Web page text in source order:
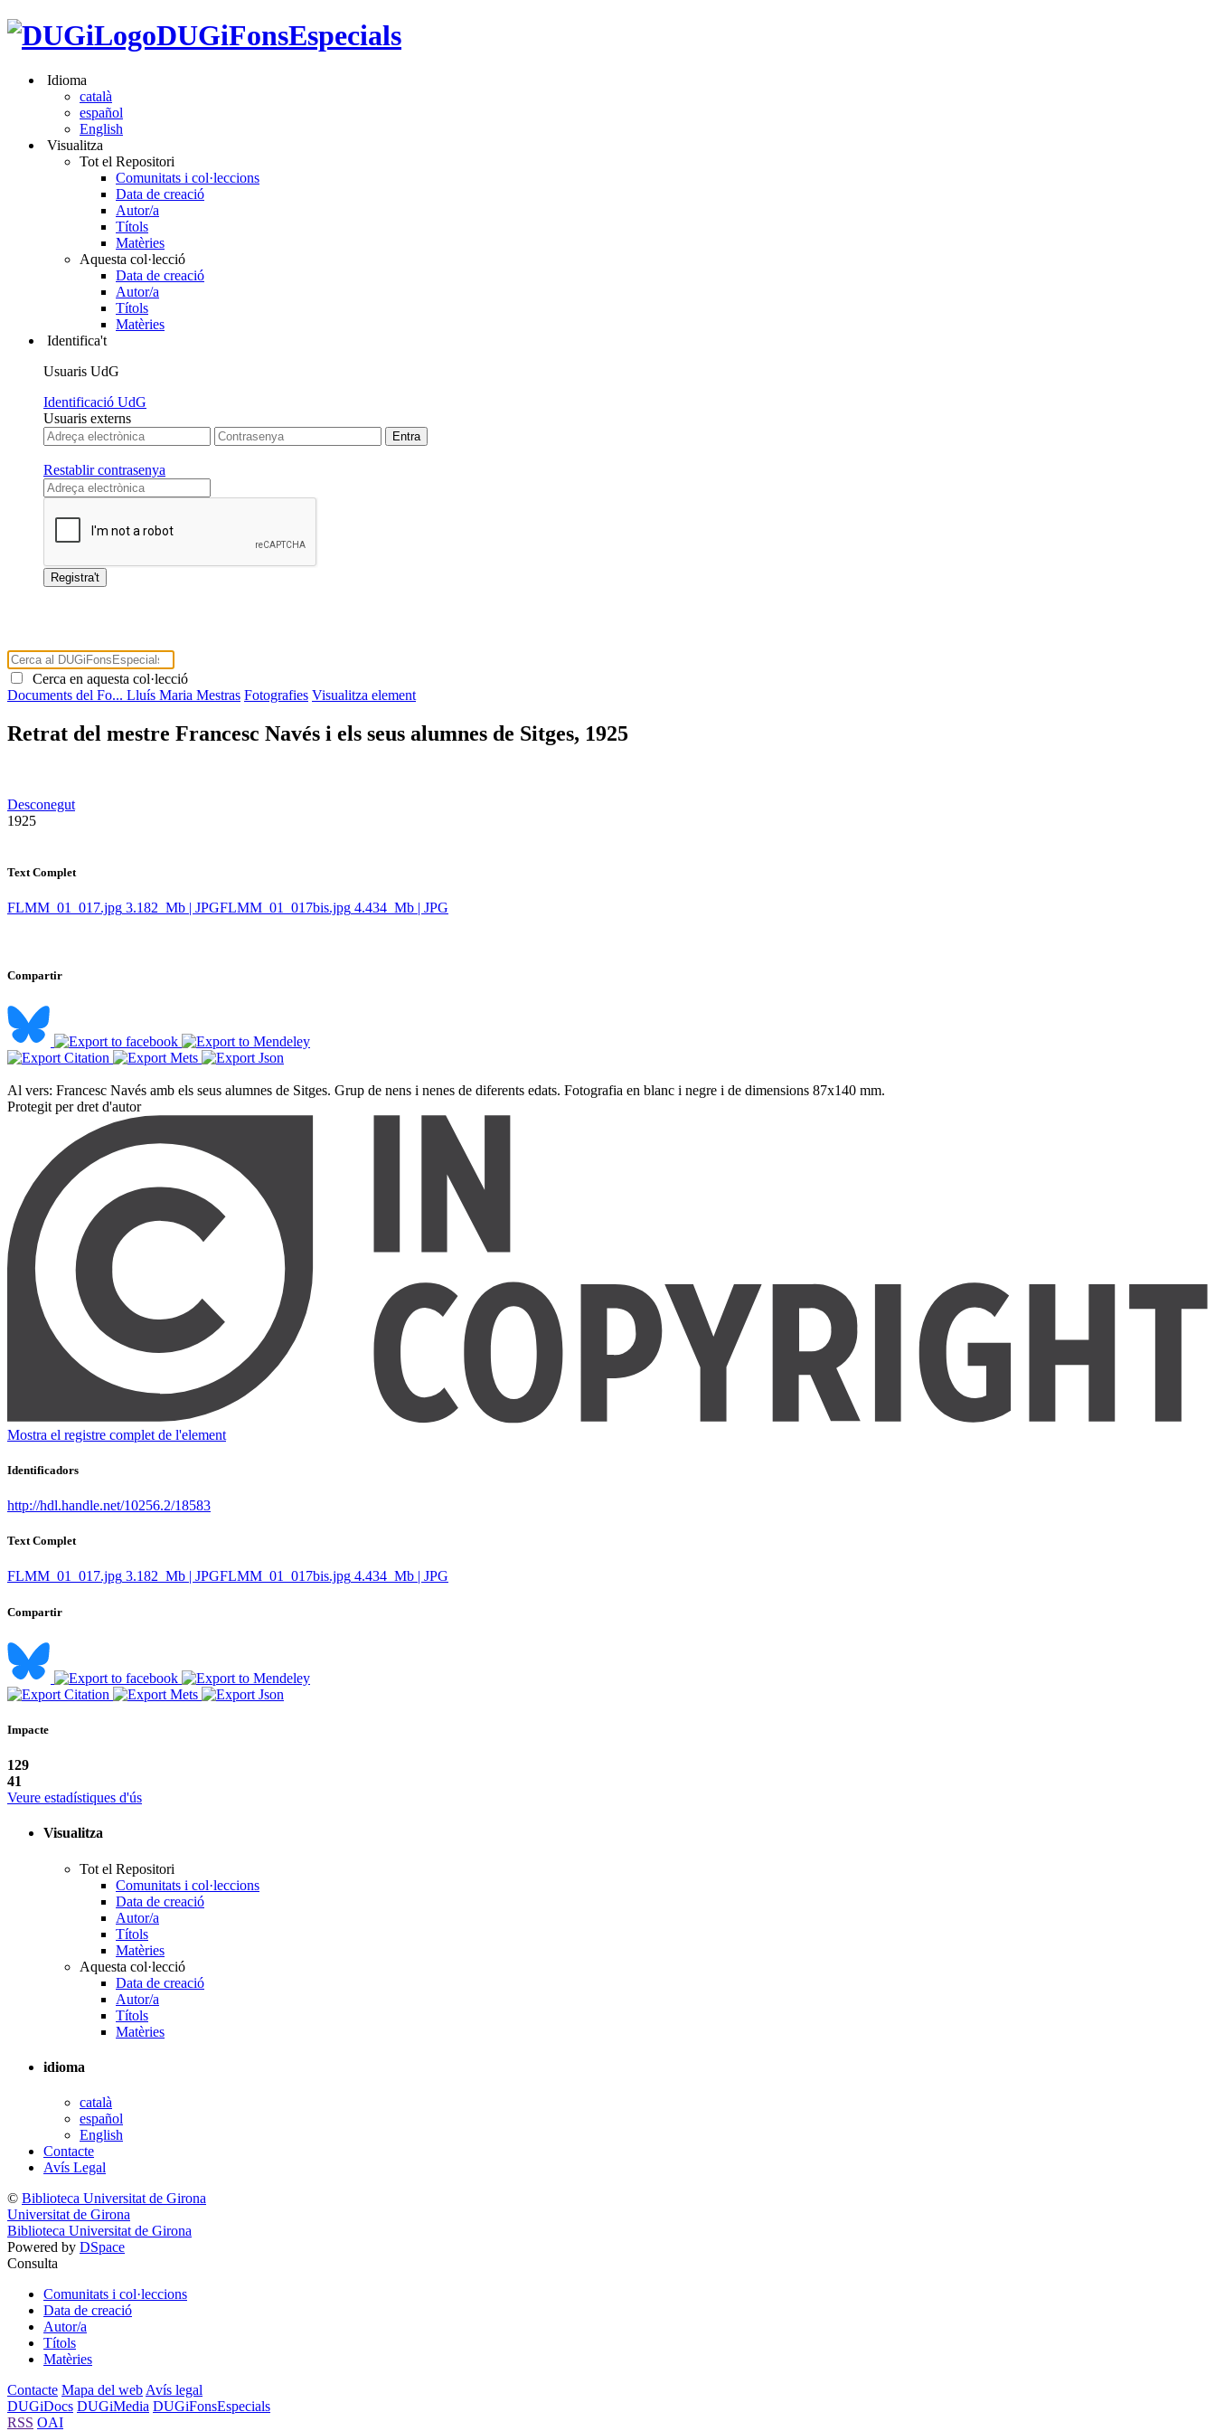
DUGiFonsEspecials
Idioma
català
español
English
Visualitza
Tot el Repositori
Comunitats i col·leccions
Data de creació
Autor/a
Títols
Matèries
Aquesta col·lecció
Data de creació
Autor/a
Títols
Matèries
Identifica't
Usuaris UdG
Identificació UdG
Usuaris externs
Restablir contrasenya
Cerca en aquesta col·lecció
Documents del Fo... Lluís Maria Mestras Fotografies Visualitza element
Retrat del mestre Francesc Navés i els seus alumnes de Sitges, 1925
Desconegut
​ 1925
Text Complet
FLMM_01_017.jpg 3.182 Mb | JPGFLMM_01_017bis.jpg 4.434 Mb | JPG
Compartir
Al vers: Francesc Navés amb els seus alumnes de Sitges. Grup de nens i nenes de diferents edats. Fotografia en blanc i negre i de dimensions 87x140 mm. ​
Protegit per dret d'autor
Mostra el registre complet de l'element
Identificadors
http://hdl.handle.net/10256.2/18583
Text Complet
FLMM_01_017.jpg 3.182 Mb | JPGFLMM_01_017bis.jpg 4.434 Mb | JPG
Compartir
Impacte
129
41
Veure estadístiques d'ús
Visualitza
Tot el Repositori
Comunitats i col·leccions
Data de creació
Autor/a
Títols
Matèries
Aquesta col·lecció
Data de creació
Autor/a
Títols
Matèries
idioma
català
español
English
Contacte
Avís Legal
© Biblioteca Universitat de Girona
Universitat de Girona
Biblioteca Universitat de Girona
Powered by DSpace
Consulta
Comunitats i col·leccions
Data de creació
Autor/a
Títols
Matèries
Contacte Mapa del web Avís legal
DUGiDocs DUGiMedia DUGiFonsEspecials
RSS OAI